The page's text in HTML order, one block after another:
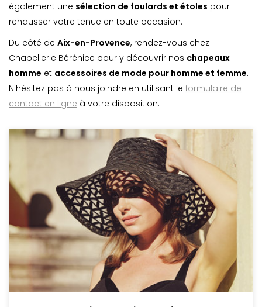
également une sélection de foulards et étoles pour
rehausser votre tenue en toute occasion.
Du côté de Aix-en-Provence, rendez-vous chez
Chapellerie Bérénice pour y découvrir nos chapeaux
homme et accessoires de mode pour homme et femme.
N'hésitez pas à nous joindre en utilisant le formulaire de
contact en ligne à votre disposition.